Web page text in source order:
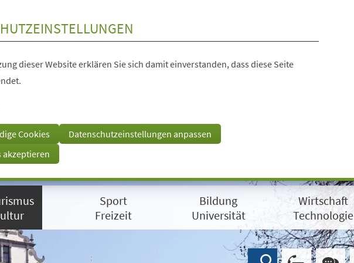
dieser Website erklären Sie sich damit einverstanden, dass diese Seite
Cookies
Datenschutzeinstellungen anpassen
akzeptieren
Sport
Freizeit
Bildung
Universität
Wirtschaft
Technologie